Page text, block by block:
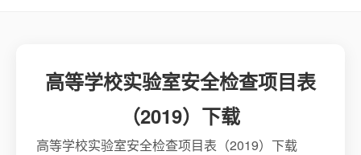
高等学校实验室安全检查项目表
（2019）下载
高等学校实验室安全检查项目表（2019）下载